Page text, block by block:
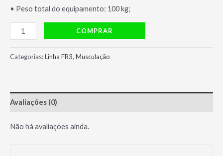
• Peso total do equipamento: 100 kg;
Banco
GHD
FR
Ajustfitness
quantidade
COMPRAR
Categorias:Linha FR3, Musculação
Avaliações (0)
Não há avaliações ainda.